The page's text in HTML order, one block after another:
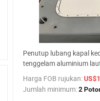
Penutup lubang kapal
tenggelam aluminium
harga pabrik disetujui CCS
Harga FOB rujukan:
Jumlah minimum:2